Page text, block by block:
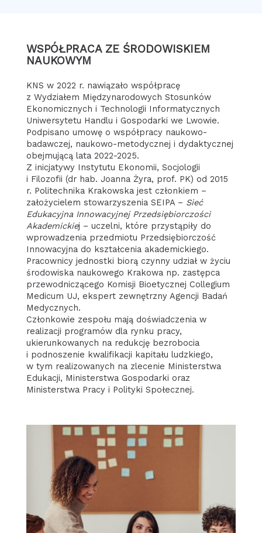
WSPÓŁPRACA ZE ŚRODOWISKIEM
NAUKOWYM
KNS w 2022 r. nawiązało współpracę
z Wydziałem Międzynarodowych Stosunków
Ekonomicznych i Technologii Informatycznych
Uniwersytetu Handlu i Gospodarki we Lwowie.
Podpisano umowę o współpracy naukowo-
badawczej, naukowo-metodycznej i dydaktycznej
obejmującą lata 2022-2025.
Z inicjatywy Instytutu Ekonomii, Socjologii
i Filozofii (dr hab. Joanna Żyra, prof. PK) od 2015
r. Politechnika Krakowska jest członkiem –
założycielem stowarzyszenia SEIPA – Sieć
Edukacyjna Innowacyjnej Przedsiębiorczości
Akademickiej – uczelni, które przystąpiły do
wprowadzenia przedmiotu Przedsiębiorczość
Innowacyjna do kształcenia akademickiego.
Pracownicy jednostki biorą czynny udział w życiu
środowiska naukowego Krakowa np. zastępca
przewodniczącego Komisji Bioetycznej Collegium
Medicum UJ, ekspert zewnętrzny Agencji Badań
Medycznych.
Członkowie zespołu mają doświadczenia w
realizacji programów dla rynku pracy,
ukierunkowanych na redukcję bezrobocia
i podnoszenie kwalifikacji kapitału ludzkiego,
w tym realizowanych na zlecenie Ministerstwa
Edukacji, Ministerstwa Gospodarki oraz
Ministerstwa Pracy i Polityki Społecznej.